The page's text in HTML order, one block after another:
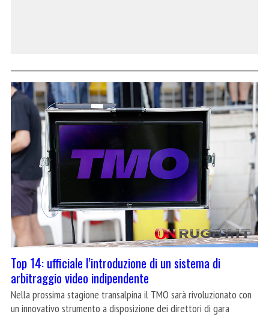
Top 14: ufficiale l’introduzione di un sistema di
arbitraggio video indipendente
Nella prossima stagione transalpina il TMO sarà rivoluzionato con
un innovativo strumento a disposizione dei direttori di gara